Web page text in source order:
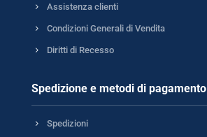
5 Assistenza clienti
5 Condizioni Generali di Vendita
5 Diritti di Recesso
Spedizione e metodi di pagamento
5 Spedizioni